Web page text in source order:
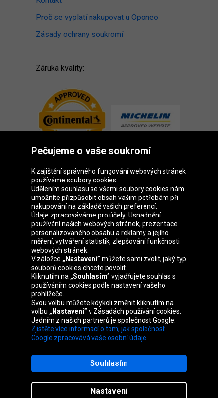
Proč se vyplatí nakupovat u Oponeo
Zásady ochrany soukromí
Záruka kvality:
Skupina Oponeo
Belgique Deutschland Éire España
France Italia Magyarország Nederland
Österreich Polska
Slovenská
republika
United
Kingdom
Mapa webu
Pečujeme o vaše soukromí
K zajištění správného fungování webových stránek
používáme soubory cookies.
Udělením souhlasu se všemi soubory cookies nám
umožníte přizpůsobit obsah vašim potřebám při
nakupování na základě vašich preferencí.
Údaje zpracováváme pro účely: Usnadnění
používání našich webových stránek, prezentace
personalizovaného obsahu a reklamy a jejího
měření, vytváření statistik, zlepšování funkčnosti
webových stránek.
V záložce „Nastavení” můžete sami zvolit, jaký typ
souborů cookies chcete povolit.
Kliknutím na „Souhlasím” vyjadřujete souhlas s
používáním cookies podle nastavení vašeho
prohlížeče.
Svou volbu můžete kdykoli změnit kliknutím na
volbu „Nastavení” v Zásadách používání cookies.
Jedním z našich partnerů je společnost Google.
Zjistěte více informací o tom, jak společnost
Google zpracovává vaše osobní údaje.
Nastavení
Souhlasím